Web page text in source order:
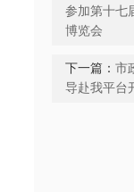
参加第十七
博览会
下一篇： 市
导赴我平台